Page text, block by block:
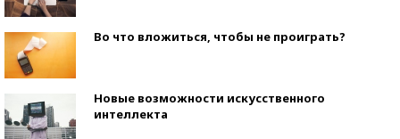
Во что вложиться, чтобы не проиграть?
Новые возможности искусственного
интеллекта